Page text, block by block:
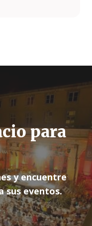
para
y encuentre
sus eventos.